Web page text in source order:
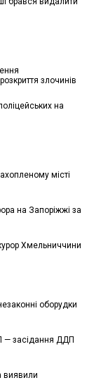
злочинів
на
місті
на Запоріжжі за
Хмельниччини
оборудки
— засідання ДДП
виявили